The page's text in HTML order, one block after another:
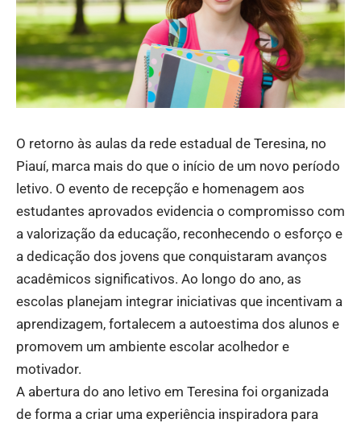
O retorno às aulas da rede estadual de Teresina, no
Piauí, marca mais do que o início de um novo período
letivo. O evento de recepção e homenagem aos
estudantes aprovados evidencia o compromisso com
a valorização da educação, reconhecendo o esforço e
a dedicação dos jovens que conquistaram avanços
acadêmicos significativos. Ao longo do ano, as
escolas planejam integrar iniciativas que incentivam a
aprendizagem, fortalecem a autoestima dos alunos e
promovem um ambiente escolar acolhedor e
motivador.
A abertura do ano letivo em Teresina foi organizada
de forma a criar uma experiência inspiradora para